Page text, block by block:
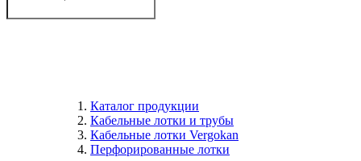
Каталог продукции
Кабельные лотки и трубы
Кабельные лотки Vergokan
Перфорированные лотки